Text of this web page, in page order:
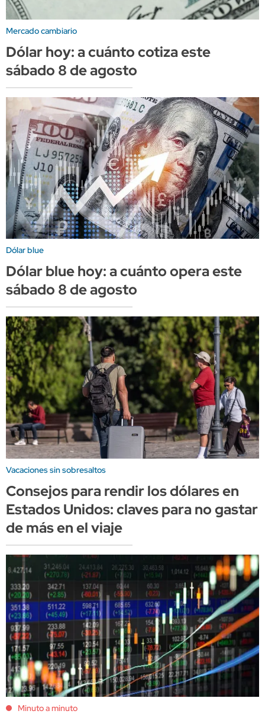
Mercado cambiario
Dólar hoy: a cuánto cotiza este
sábado 8 de agosto
Dólar blue
Dólar blue hoy: a cuánto opera este
sábado 8 de agosto
Vacaciones sin sobresaltos
Consejos para rendir los dólares en
Estados Unidos: claves para no gastar
de más en el viaje
Minuto a minuto